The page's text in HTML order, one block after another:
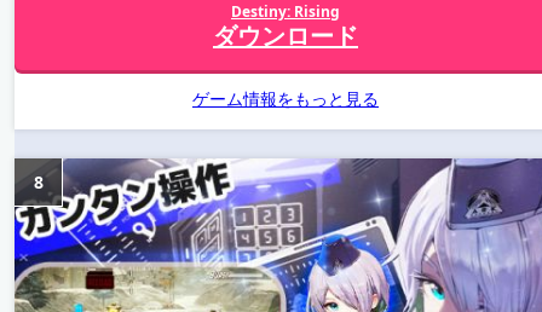
Destiny: Rising
ダウンロード
ゲーム情報をもっと見る
8